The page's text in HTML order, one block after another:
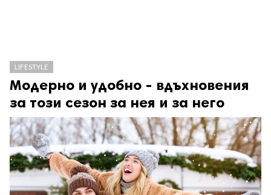
LIFESTYLE
Модерно и удобно - вдъхновения
за този сезон за нея и за него